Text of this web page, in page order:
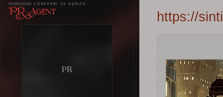
поведаю сплетню за крюге
PR-Agent https://